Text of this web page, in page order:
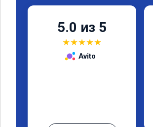
5.0 из 5
★★★★★
Avito